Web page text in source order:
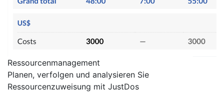
Ressourcenmanagement
Planen, verfolgen und analysieren Sie
Ressourcenzuweisung mit JustDos